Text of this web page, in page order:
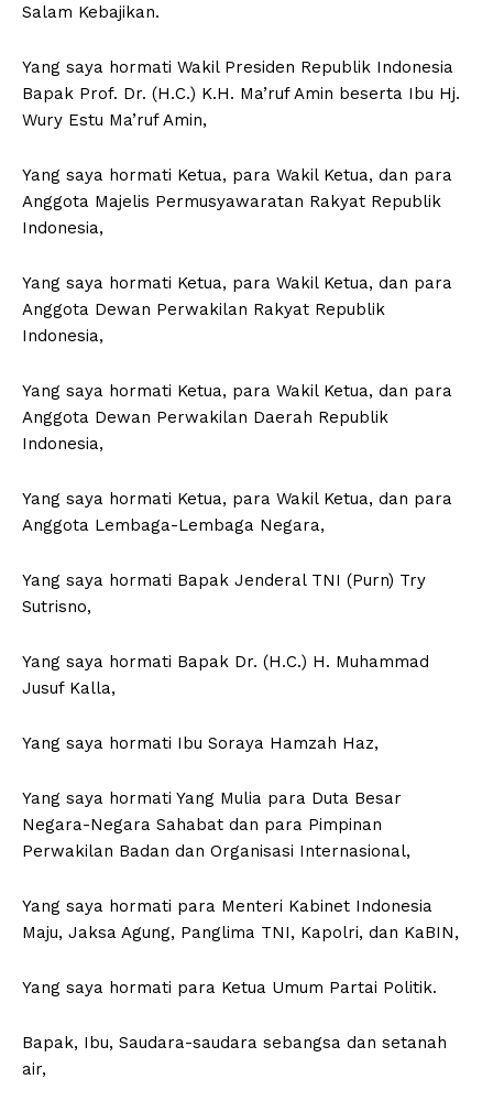
Salam Kebajikan.
Yang saya hormati Wakil Presiden Republik Indonesia
Bapak Prof. Dr. (H.C.) K.H. Ma’ruf Amin beserta Ibu Hj.
Wury Estu Ma’ruf Amin,
Yang saya hormati Ketua, para Wakil Ketua, dan para
Anggota Majelis Permusyawaratan Rakyat Republik
Indonesia,
Yang saya hormati Ketua, para Wakil Ketua, dan para
Anggota Dewan Perwakilan Rakyat Republik
Indonesia,
Yang saya hormati Ketua, para Wakil Ketua, dan para
Anggota Dewan Perwakilan Daerah Republik
Indonesia,
Yang saya hormati Ketua, para Wakil Ketua, dan para
Anggota Lembaga-Lembaga Negara,
Yang saya hormati Bapak Jenderal TNI (Purn) Try
Sutrisno,
Yang saya hormati Bapak Dr. (H.C.) H. Muhammad
Jusuf Kalla,
Yang saya hormati Ibu Soraya Hamzah Haz,
Yang saya hormati Yang Mulia para Duta Besar
Negara-Negara Sahabat dan para Pimpinan
Perwakilan Badan dan Organisasi Internasional,
Yang saya hormati para Menteri Kabinet Indonesia
Maju, Jaksa Agung, Panglima TNI, Kapolri, dan KaBIN,
Yang saya hormati para Ketua Umum Partai Politik.
Bapak, Ibu, Saudara-saudara sebangsa dan setanah
air,